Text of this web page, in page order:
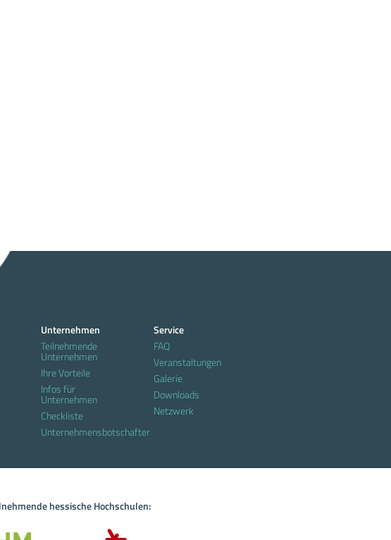
Unternehmen
Teilnehmende
Unternehmen
Ihre Vorteile
Infos für
Unternehmen
Checkliste
Unternehmensbotschafter
Service
FAQ
Veranstaltungen
Galerie
Downloads
Netzwerk
hessische Hochschulen: